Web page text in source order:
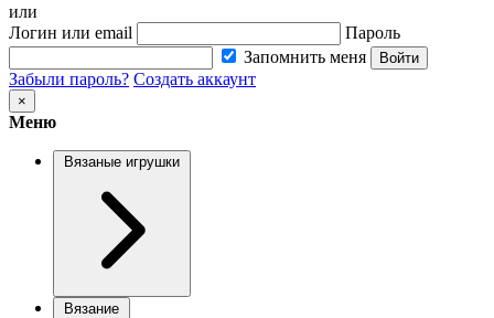
или
Логин или email
Пароль
Запомнить меня
Войти
Забыли пароль? Создать аккаунт
×
Меню
Вязаные игрушки
Вязание